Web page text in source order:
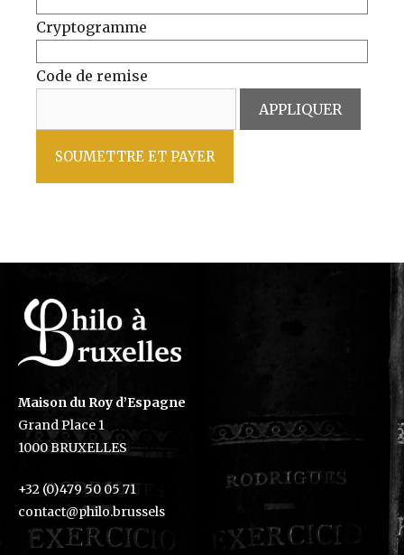
Cryptogramme
Code de remise
Maison du Roy d’Espagne
Grand Place 1
1000 BRUXELLES
+32 (0)479 50 05 71
contact@philo.brussels